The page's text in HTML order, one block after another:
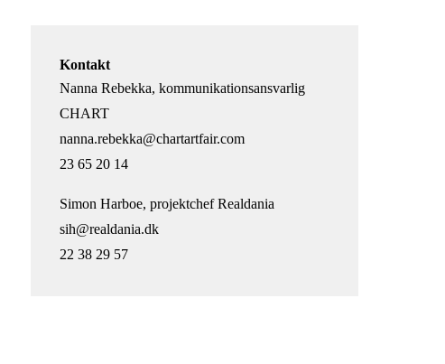
Kontakt
Nanna Rebekka, kommunikationsansvarlig
CHART
nanna.rebekka@chartartfair.com
23 65 20 14
Simon Harboe, projektchef Realdania
sih@realdania.dk
22 38 29 57